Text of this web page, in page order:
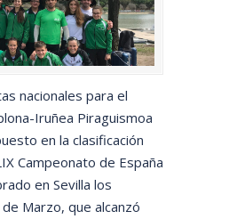
nacionales para el
Iruñea Piraguismoa
en la clasificación
Campeonato de España
en Sevilla los
Marzo, que alcanzó